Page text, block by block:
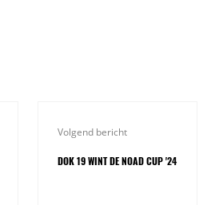
Volgend bericht
DOK 19 WINT DE NOAD CUP '24